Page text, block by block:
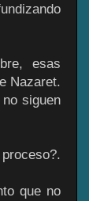
esas
Nazaret.
siguen
que no